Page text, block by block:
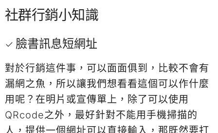
社群行銷小知識
臉書訊息短網址
對於行銷這件事，可以面面俱到，比較不會有
漏網之魚，所以讓我們想看看這個可以作什麼
用呢？在明片或宣傳單上，除了可以使用
QRcode之外，最好針對不能用手機掃描的
人，提供一個網址可以直接輸入，那既然要打